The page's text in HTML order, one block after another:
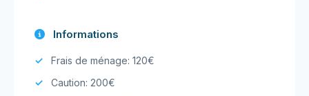
Informations
Frais de ménage: 120€
Caution: 200€